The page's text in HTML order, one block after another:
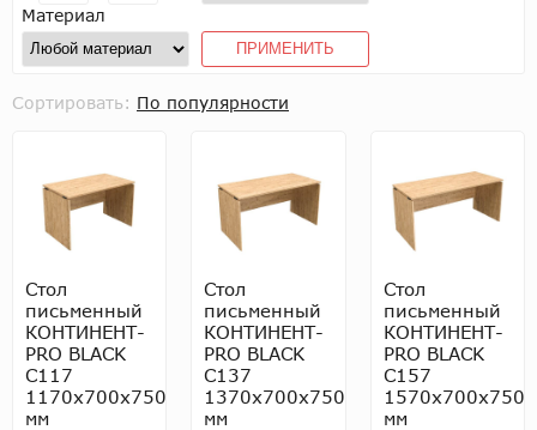
Материал
ПРИМЕНИТЬ
Сортировать: По популярности
Стол
письменный
КОНТИНЕНТ-
PRO BLACK
С117
1170х700х750
мм
Стол
письменный
КОНТИНЕНТ-
PRO BLACK
С137
1370х700х750
мм
Стол
письменный
КОНТИНЕНТ-
PRO BLACK
С157
1570х700х750
мм